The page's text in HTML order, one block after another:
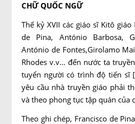
CHỮ QUỐC NGỮ
Thế kỷ XVII các giáo sĩ Kitô giáo
de Pina, António Barbosa,
António de Fontes,Girolamo
Rhodes v.v… đến nước ta
tuyển người có trình độ tiến sĩ
yêu cầu nhà truyền giáo phải
và theo phong tục tập quán của
Theo ghi chép, Francisco de